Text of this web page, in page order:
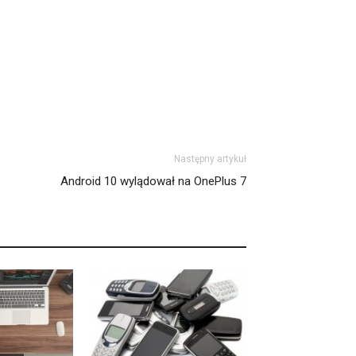
Następny artykuł
Android 10 wylądował na OnePlus 7